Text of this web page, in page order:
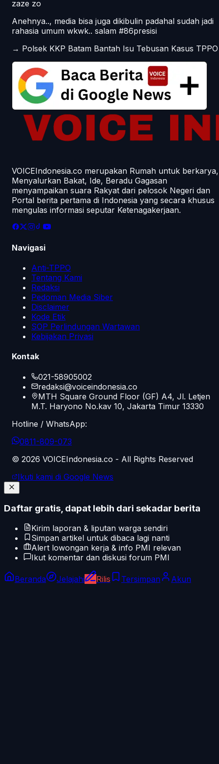
zaze zo
Anehnya.., media bisa juga dikibulin padahal sudah jadi
rahasia umum wkwk.. salam #86presisi
→ Polsek KKP Batam Bantah Isu Tebusan Kasus TPPO
VOICEIndonesia.co merupakan Rumah untuk berkarya,
Menyalurkan Bakat, Ide, Beradu Gagasan
menyampaikan suara Rakyat dari pelosok Negeri dan
Portal berita pertama di Indonesia yang secara khusus
mengulas informasi seputar Ketenagakerjaan.
Navigasi
Anti-TPPO
Tentang Kami
Redaksi
Pedoman Media Siber
Disclaimer
Kode Etik
SOP Perlindungan Wartawan
Kebijakan Privasi
Kontak
021-58905002
redaksi@voiceindonesia.co
MTH Square Ground Floor (GF) A4, Jl. Letjen
M.T. Haryono No.kav 10, Jakarta Timur 13330
Hotline / WhatsApp:
0811-809-073
© 2026 VOICEIndonesia.co - All Rights Reserved
Ikuti kami di Google News
Daftar gratis, dapat lebih dari sekadar berita
Kirim laporan & liputan warga sendiri
Simpan artikel untuk dibaca lagi nanti
Alert lowongan kerja & info PMI relevan
Ikut komentar dan diskusi forum PMI
Beranda Jelajahi Rilis Tersimpan Akun